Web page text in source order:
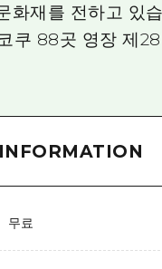
화재를 전하고 있
쿠 88곳 영장 제
INFORMATION
무료